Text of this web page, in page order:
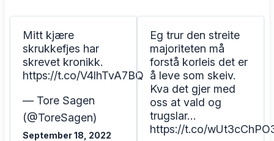
Mitt kjære
skrukkefjes har
skrevet kronikk.
https://t.co/V4lhTvA7BQ
— Tore Sagen
(@ToreSagen)
September 18, 2022
Eg trur den streite
majoriteten må
forstå korleis det er
å leve som skeiv.
Kva det gjer med
oss at vald og
trugslar…
https://t.co/